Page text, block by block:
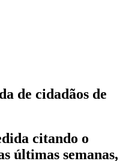
de cidadãos de
citando o
últimas semanas,